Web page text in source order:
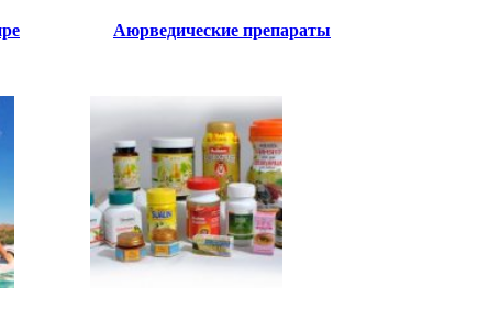
Аюрведические препараты